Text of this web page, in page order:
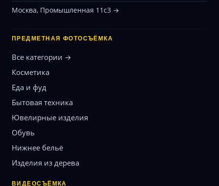
Москва, Промышленная 11с3 →
ПРЕДМЕТНАЯ ФОТОСЪЁМКА
Все категории →
Косметика
Еда и фуд
Бытовая техника
Ювелирные изделия
Обувь
Нижнее бельё
Изделия из дерева
ВИДЕОСЪЁМКА